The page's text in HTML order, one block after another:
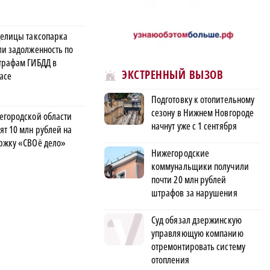
таксопарка
задолженность по
ГИБДД в
области
10 млн рублей на
«СВОё дело»
ЭКСТРЕННЫЙ ВЫЗОВ
Подготовку к отопительному
сезону в Нижнем Новгороде
начнут уже с 1 сентября
Нижегородские
коммунальщики получили
почти 20 млн рублей
штрафов за нарушения
Суд обязал дзержинскую
управляющую компанию
отремонтировать систему
отопления